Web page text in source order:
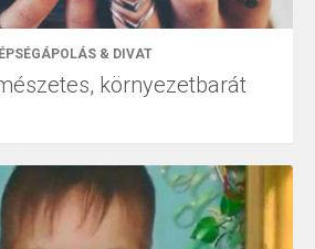
& DIVAT
környezetbarát